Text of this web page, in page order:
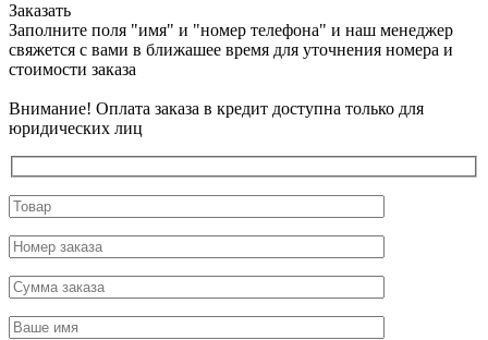
Заказать
Заполните поля "имя" и "номер телефона" и наш менеджер
свяжется с вами в ближашее время для уточнения номера и
стоимости заказа
Внимание! Оплата заказа в кредит доступна только для
юридических лиц